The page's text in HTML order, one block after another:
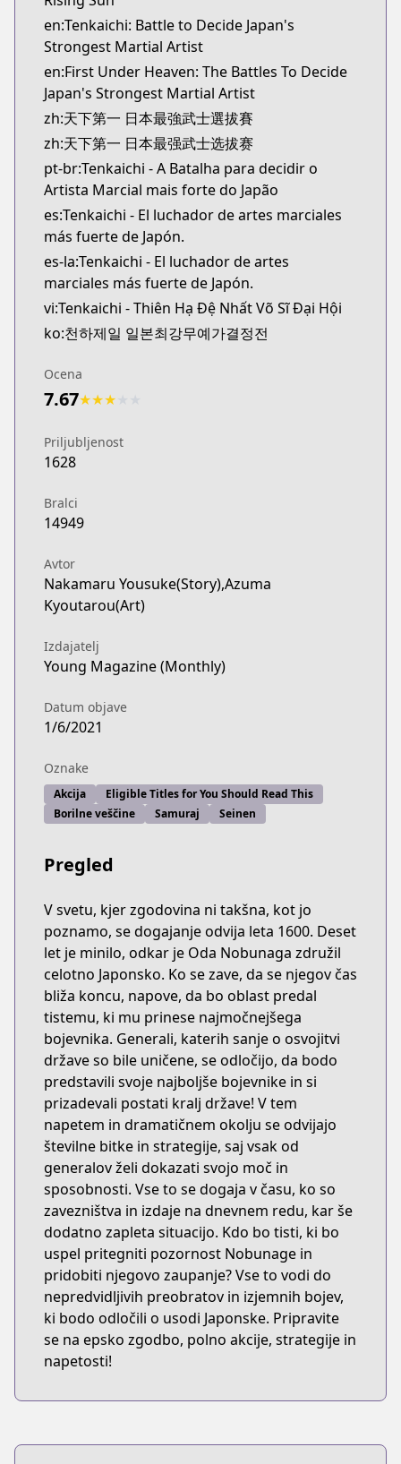
en:Tenkaichi: Battle to Decide Japan's
Strongest Martial Artist
en:First Under Heaven: The Battles To Decide
Japan's Strongest Martial Artist
zh:天下第一 日本最強武士選拔賽
zh:天下第一 日本最强武士选拔赛
pt-br:Tenkaichi - A Batalha para decidir o
Artista Marcial mais forte do Japão
es:Tenkaichi - El luchador de artes marciales
más fuerte de Japón.
es-la:Tenkaichi - El luchador de artes
marciales más fuerte de Japón.
vi:Tenkaichi - Thiên Hạ Đệ Nhất Võ Sĩ Đại Hội
ko:천하제일 일본최강무예가결정전
Ocena
7.67★★★
Priljubljenost
1628
Bralci
14949
Avtor
Nakamaru Yousuke(Story),Azuma
Kyoutarou(Art)
Izdajatelj
Young Magazine (Monthly)
Datum objave
1/6/2021
Oznake
Akcija
Eligible Titles for You Should Read This
Borilne veščine
Samuraj Seinen
Pregled
V svetu, kjer zgodovina ni takšna, kot jo
poznamo, se dogajanje odvija leta 1600. Deset
let je minilo, odkar je Oda Nobunaga združil
celotno Japonsko. Ko se zave, da se njegov čas
bliža koncu, napove, da bo oblast predal
tistemu, ki mu prinese najmočnejšega
bojevnika. Generali, katerih sanje o osvojitvi
države so bile uničene, se odločijo, da bodo
predstavili svoje najboljše bojevnike in si
prizadevali postati kralj države! V tem
napetem in dramatičnem okolju se odvijajo
številne bitke in strategije, saj vsak od
generalov želi dokazati svojo moč in
sposobnosti. Vse to se dogaja v času, ko so
zavezništva in izdaje na dnevnem redu, kar še
dodatno zapleta situacijo. Kdo bo tisti, ki bo
uspel pritegniti pozornost Nobunage in
pridobiti njegovo zaupanje? Vse to vodi do
nepredvidljivih preobratov in izjemnih bojev,
ki bodo odločili o usodi Japonske. Pripravite
se na epsko zgodbo, polno akcije, strategije in
napetosti!